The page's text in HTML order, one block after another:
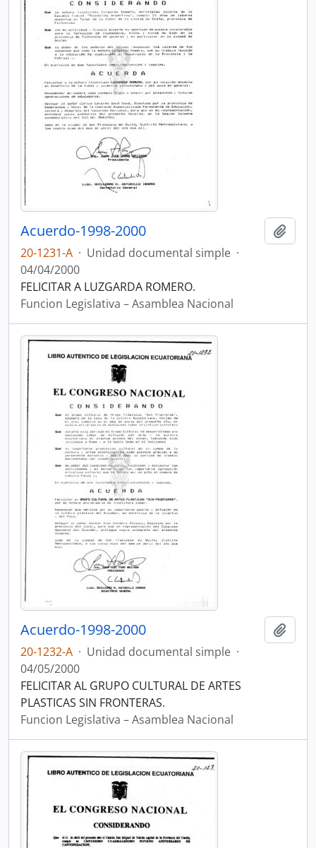
Acuerdo-1998-2000
20-1231-A · Unidad documental simple ·
04/04/2000
FELICITAR A LUZGARDA ROMERO.
Funcion Legislativa – Asamblea Nacional
Acuerdo-1998-2000
20-1232-A · Unidad documental simple ·
04/05/2000
FELICITAR AL GRUPO CULTURAL DE ARTES
PLASTICAS SIN FRONTERAS.
Funcion Legislativa – Asamblea Nacional